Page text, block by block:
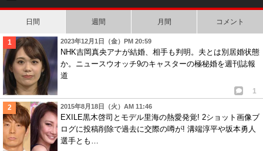
日間 週間 月間 コメント
2023年12月1日（金）PM 20:59
NHK吉岡真央アナが結婚、相手も判明。夫とは別居婚状態
か。ニュースウオッチ9のキャスターの極秘婚を週刊誌報
道
1
2015年8月18日（火）AM 11:46
EXILE黒木啓司とモデル里海の熱愛発覚! 2ショット画像ブ
ログに投稿削除で過去に交際の噂が! 溝端淳平や坂本勇人
選手とも…